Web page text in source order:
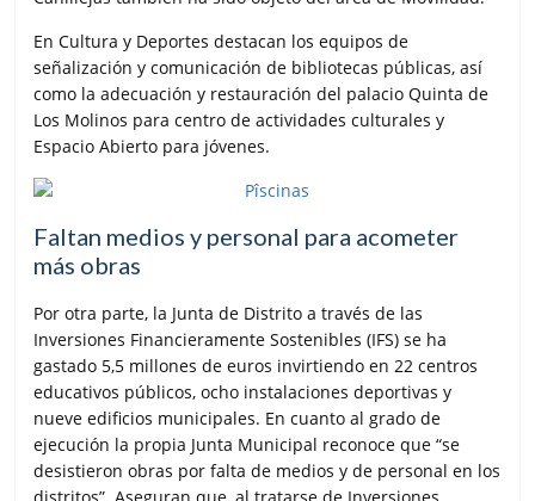
En Cultura y Deportes destacan los equipos de
señalización y comunicación de bibliotecas públicas, así
como la adecuación y restauración del palacio Quinta de
Los Molinos para centro de actividades culturales y
Espacio Abierto para jóvenes.
Faltan medios y personal para acometer
más obras
Por otra parte, la Junta de Distrito a través de las
Inversiones Financieramente Sostenibles (IFS) se ha
gastado 5,5 millones de euros invirtiendo en 22 centros
educativos públicos, ocho instalaciones deportivas y
nueve edificios municipales. En cuanto al grado de
ejecución la propia Junta Municipal reconoce que “se
desistieron obras por falta de medios y de personal en los